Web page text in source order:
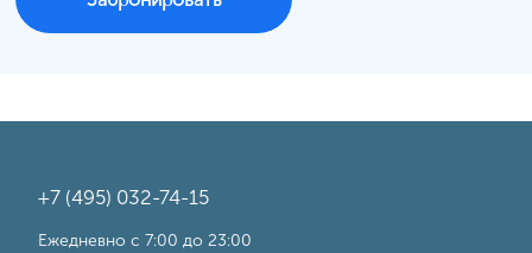
+7 (495) 032-74-15
Ежедневно с 7:00 до 23:00